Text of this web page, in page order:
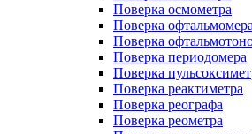
Поверка осмометра
Поверка офтальмомера
Поверка
Поверка периодомера
Поверка
Поверка реактиметра
Поверка реографа
Поверка реометра